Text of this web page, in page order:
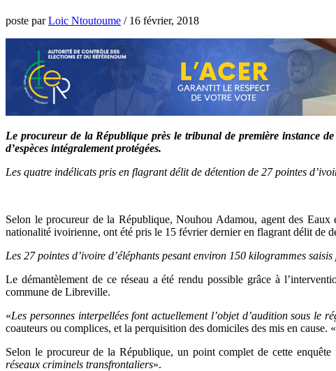
poste parLoic Ntoutoume / 16 février, 2018
Le procureur de la République près le tribunal de première instance
d’espèces intégralement protégées.
Les quatre indélicats pris en flagrant délit de détention de 27 pointes
Selon le procureur de la République, Nouhou Adamou, agent des
nationalité ivoirienne, ont été pris le 15 février dernier en flagrant délit de
Les 27 pointes d’ivoire d’éléphants pesant environ 150 kilogrammes
Le démantèlement de ce réseau a été rendu possible grâce à
commune de Libreville.
«Les personnes interpellées font actuellement l’objet d’audition sous le
coauteurs ou complices, et la perquisition des domiciles des mis en cause. «
Selon le procureur de la République, un point complet de cette
réseaux criminels transfrontaliers».